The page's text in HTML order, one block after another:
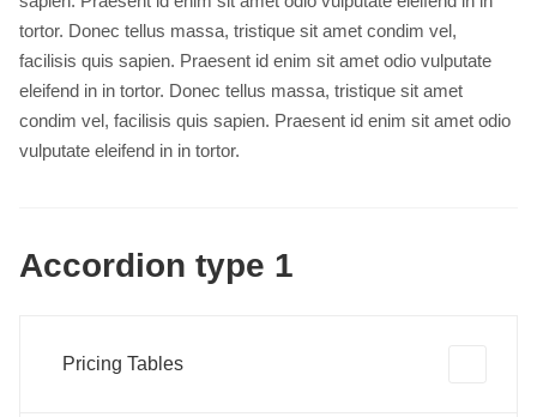
tortor. Donec tellus massa, tristique sit amet condim vel,
facilisis quis sapien. Praesent id enim sit amet odio vulputate
eleifend in in tortor. Donec tellus massa, tristique sit amet
condim vel, facilisis quis sapien. Praesent id enim sit amet odio
vulputate eleifend in in tortor.
Accordion type 1
Pricing Tables